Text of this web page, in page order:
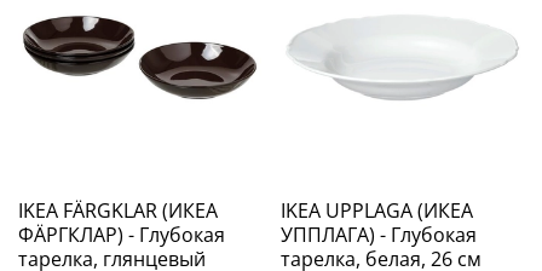
IKEA FÄRGKLAR (ИКЕА
ФÄРГКЛАР) - Глубокая
тарелка, глянцевый
IKEA UPPLAGA (ИКЕА
УППЛАГА) - Глубокая
тарелка, белая, 26 см